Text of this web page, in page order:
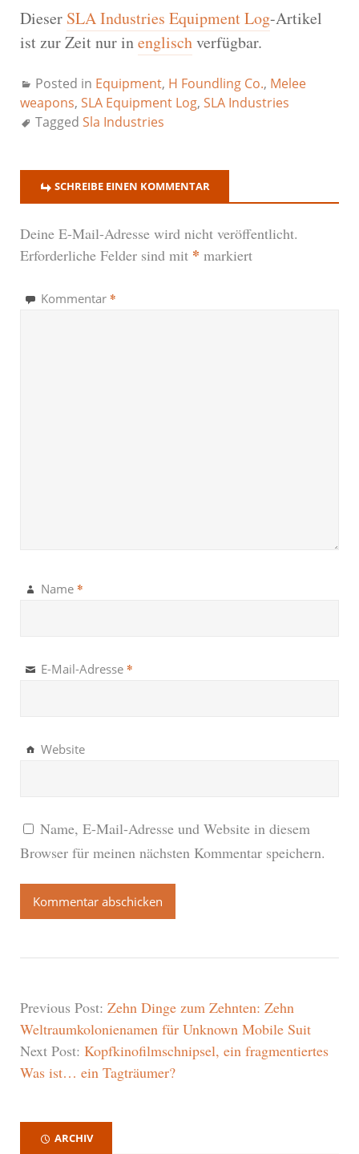
Dieser SLA Industries Equipment Log-Artikel
ist zur Zeit nur inenglischverfügbar.
Posted in Equipment, H Foundling Co., Melee
weapons, SLA Equipment Log, SLA Industries
Tagged Sla Industries
SCHREIBE EINEN KOMMENTAR
Deine E-Mail-Adresse wird nicht veröffentlicht.
Erforderliche Felder sind mit * markiert
Kommentar *
Name *
E-Mail-Adresse *
Website
Name, E-Mail-Adresse und Website in diesem
Browser für meinen nächsten Kommentar speichern.
Previous Post: Zehn Dinge zum Zehnten: Zehn
Weltraumkolonienamen für Unknown Mobile Suit
Next Post: Kopfkinofilmschnipsel, ein fragmentiertes
Was ist… ein Tagträumer?
ARCHIV